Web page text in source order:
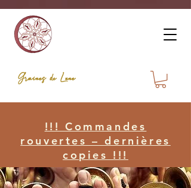
!!! Commandes
rouvertes – dernières
copies !!!
Graines de Lune